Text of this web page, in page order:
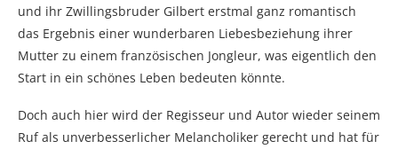
und ihr Zwillingsbruder Gilbert erstmal ganz romantisch
das Ergebnis einer wunderbaren Liebesbeziehung ihrer
Mutter zu einem französischen Jongleur, was eigentlich den
Start in ein schönes Leben bedeuten könnte.
Doch auch hier wird der Regisseur und Autor wieder seinem
Ruf als unverbesserlicher Melancholiker gerecht und hat für